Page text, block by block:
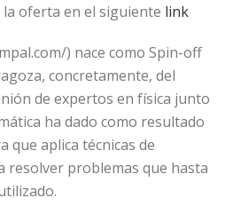
oferta en el siguiente link
) nace como Spin-off
concretamente, del
de expertos en física junto
ha dado como resultado
que aplica técnicas de
resolver problemas que hasta